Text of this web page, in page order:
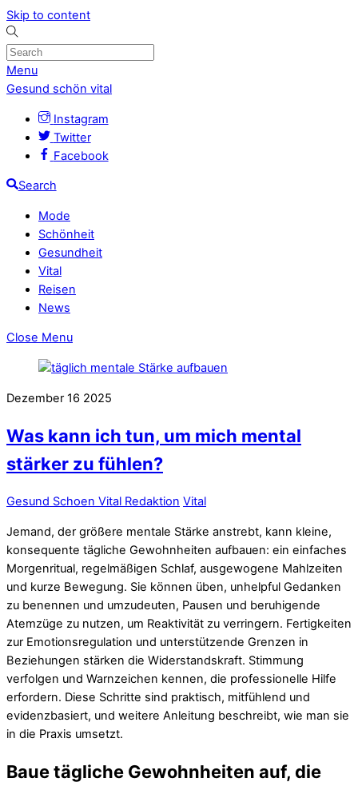
Skip to content
Menu
Gesund schön vital
Instagram
Twitter
Facebook
Search
Mode
Schönheit
Gesundheit
Vital
Reisen
News
Close Menu
Dezember 16 2025
Was kann ich tun, um mich mental
stärker zu fühlen?
Gesund Schoen Vital Redaktion Vital
Jemand, der größere mentale Stärke anstrebt, kann kleine,
konsequente tägliche Gewohnheiten aufbauen: ein einfaches
Morgenritual, regelmäßigen Schlaf, ausgewogene Mahlzeiten
und kurze Bewegung. Sie können üben, unhelpful Gedanken
zu benennen und umzudeuten, Pausen und beruhigende
Atemzüge zu nutzen, um Reaktivität zu verringern. Fertigkeiten
zur Emotionsregulation und unterstützende Grenzen in
Beziehungen stärken die Widerstandskraft. Stimmung
verfolgen und Warnzeichen kennen, die professionelle Hilfe
erfordern. Diese Schritte sind praktisch, mitfühlend und
evidenzbasiert, und weitere Anleitung beschreibt, wie man sie
in die Praxis umsetzt.
Baue tägliche Gewohnheiten auf, die